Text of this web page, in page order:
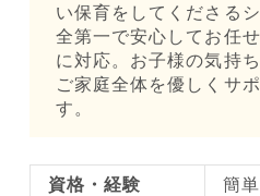
い保育をしてくださる
全第一で安心してお任
に対応。お子様の気持
ご家庭全体を優しくサ
す。
資格・経験
簡